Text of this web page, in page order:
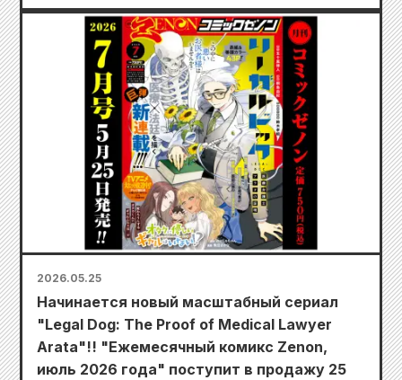
2026.05.25
Начинается новый масштабный сериал
"Legal Dog: The Proof of Medical Lawyer
Arata"!! "Ежемесячный комикс Zenon,
июль 2026 года" поступит в продажу 25